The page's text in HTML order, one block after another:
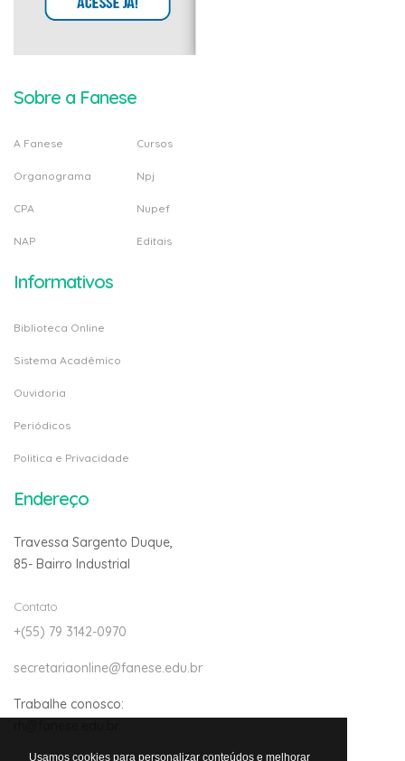
Usamos cookies para personalizar conteúdos e melhorar
Sobre a Fanese
A Fanese
Organograma
CPA
NAP
Cursos
Npj
Nupef
Editais
Informativos
Biblioteca Online
Sistema Acadêmico
Ouvidoria
Periódicos
Politica e Privacidade
Endereço
Travessa Sargento Duque,
85- Bairro Industrial
Contato
+(55) 79 3142-0970
secretariaonline@fanese.edu.br
Trabalhe conosco: